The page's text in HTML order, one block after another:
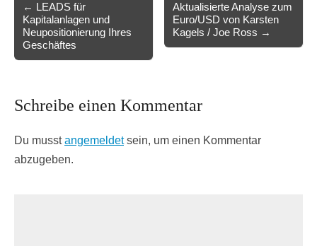
navigation
← LEADS für
Kapitalanlagen und
Neupositionierung Ihres
Geschäftes
Aktualisierte Analyse zum
Euro/USD von Karsten
Kagels / Joe Ross →
Schreibe einen Kommentar
Du musstangemeldetsein, um einen Kommentar
abzugeben.